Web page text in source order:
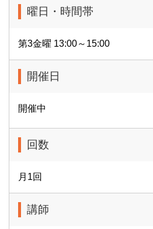
曜日・時間帯
第3金曜 13:00～15:00
開催日
開催中
回数
月1回
講師